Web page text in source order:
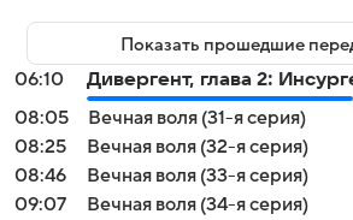
Показать прошедшие
06:10
Дивергент, глава 2:
08:05
Вечная воля (31-я серия)
08:25
Вечная воля (32-я серия)
08:46
Вечная воля (33-я серия)
09:07
Вечная воля (34-я серия)